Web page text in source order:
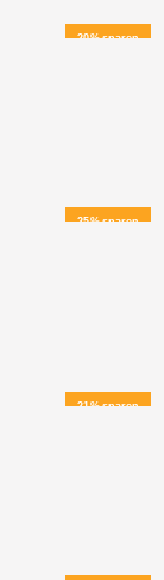
20% sparen
25% sparen
21% sparen